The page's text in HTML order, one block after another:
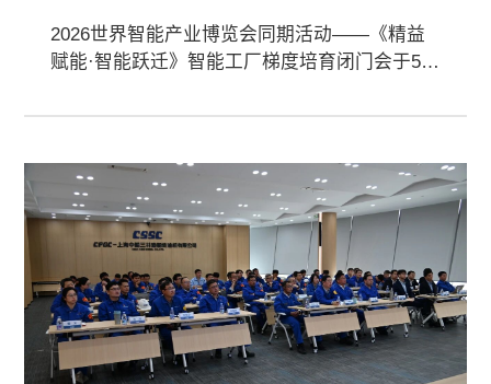
2026世界智能产业博览会同期活动——《精益
赋能·智能跃迁》智能工厂梯度培育闭门会于5月
制造研究院承办，汇聚了中国工程院院士、国
机构负责人、央国企及行业链主企业高管、行
业协会负责人、数智化转型专家学者等150多名
嘉宾。